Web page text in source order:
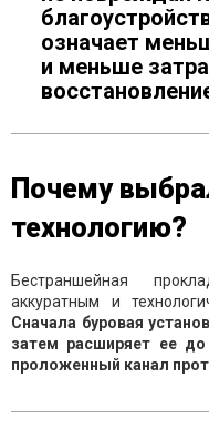
означает
и меньше
Почему
технологию?
Бестраншейная
аккуратным и
Сначала буровая
затем расширяет ее
проложенный канал